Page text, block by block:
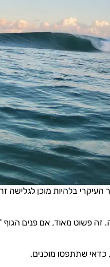
בלהיות מוכן לגלישה
זה פשוט מאוד, אם פנים
כדאי שתתפסו מוכנים.